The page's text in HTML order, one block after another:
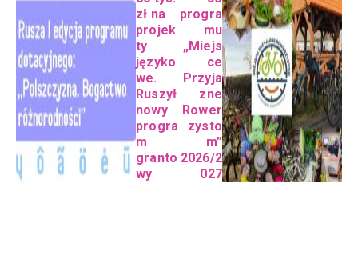
zł na
projek
ty
języko
we.
Ruszył
nowy
progra
m
granto
wy
progra
mu
„Miejs
ce
Przyja
zne
Rower
zysto
m”
2026/2
027